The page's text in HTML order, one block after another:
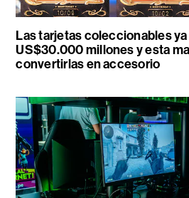
Las tarjetas coleccionables
US$30.000 millones y esta
convertirlas en accesorio